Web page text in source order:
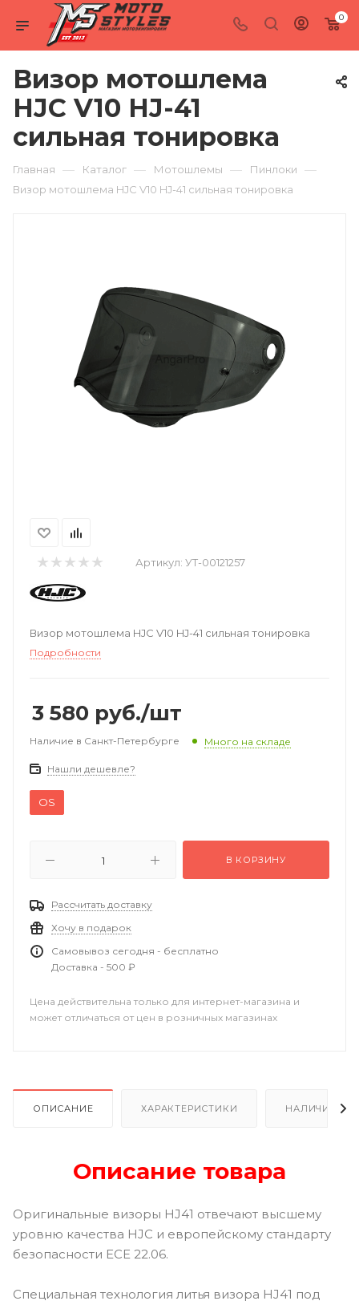
0
Визор мотошлема
HJC V10 HJ-41
сильная тонировка
Главная — Каталог — Мотошлемы — Пинлоки —
Визор мотошлема HJC V10 HJ-41 сильная тонировка
Артикул: УТ-00121257
Визор мотошлема HJC V10 HJ-41 сильная тонировка
Подробности
3 580 руб./шт
Наличие в Санкт-Петербурге Много на складе
Нашли дешевле?
OS
В КОРЗИНУ
Рассчитать доставку
Хочу в подарок
Самовывоз сегодня - бесплатно
Доставка - 500 ₽
Цена действительна только для интернет-магазина и
может отличаться от цен в розничных магазинах
ОПИСАНИЕ ХАРАКТЕРИСТИКИ НАЛИЧИЕ В
Описание товара
Оригинальные визоры HJ41 отвечают высшему
уровню качества HJC и европейскому стандарту
безопасности ECE 22.06.
Специальная технология литья визора HJ41 под